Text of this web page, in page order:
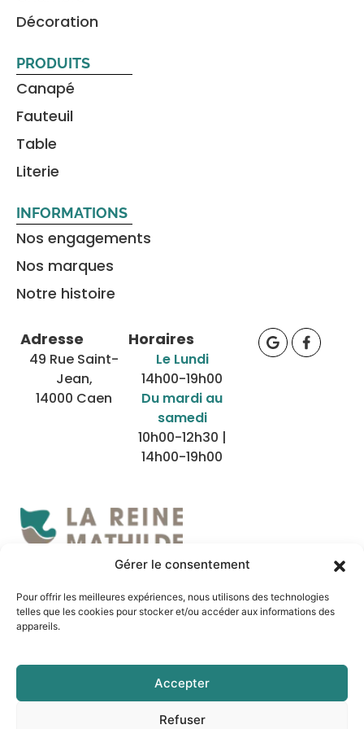
Gérer le consentement
Pour offrir les meilleures expériences, nous utilisons des technologies
telles que les cookies pour stocker et/ou accéder aux informations des
appareils.
Accepter
Refuser
Décoration
PRODUITS
Canapé
Fauteuil
Table
Literie
INFORMATIONS
Nos engagements
Nos marques
Notre histoire
Adresse
49 Rue Saint-
Jean,
14000 Caen
Horaires
Le Lundi
14h00-19h00
Du mardi au
samedi
10h00-12h30 |
14h00-19h00
Nous localiser